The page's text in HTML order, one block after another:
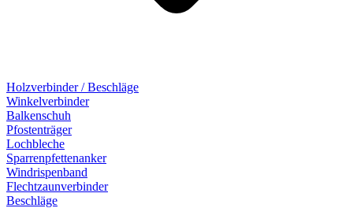
Holzverbinder / Beschläge
Winkelverbinder
Balkenschuh
Pfostenträger
Lochbleche
Sparrenpfettenanker
Windrispenband
Flechtzaunverbinder
Beschläge